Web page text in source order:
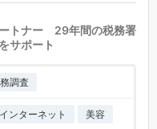
トナー 29年間の税務署
サポート
調査
ンターネット
美容